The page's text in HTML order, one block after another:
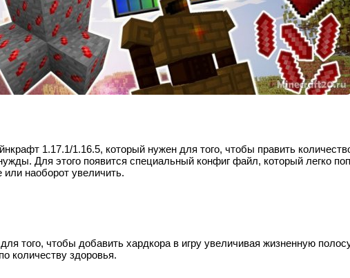
1.17.1/1.16.5, который нужен для того, чтобы править
Для этого появится специальный конфиг файл, который легко
наоборот увеличить.
того, чтобы добавить хардкора в игру увеличивая жизненную
количеству здоровья.